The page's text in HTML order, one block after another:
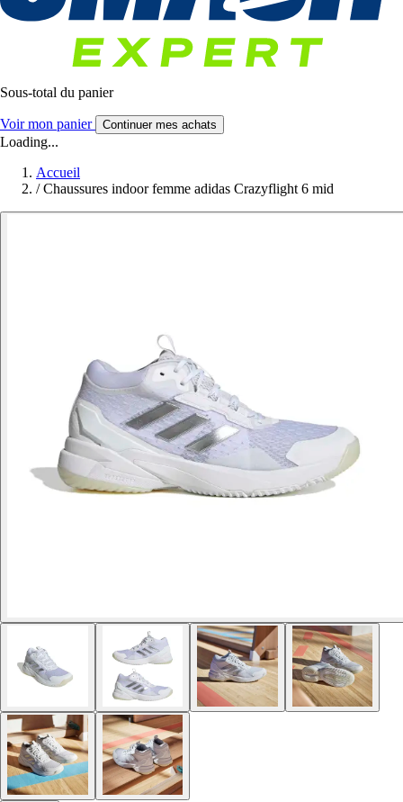
Sous-total du panier
Voir mon panier Continuer mes achats
Loading...
Accueil
/ Chaussures indoor femme adidas Crazyflight 6 mid